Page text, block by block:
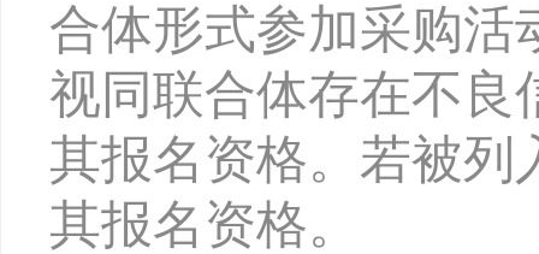
合体形式参加采购活
视同联合体存在不良
其报名资格。若被列
其报名资格。